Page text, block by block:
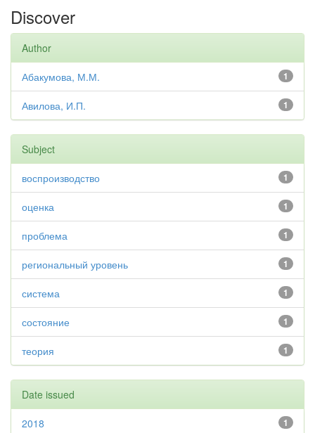
Discover
Author
1
Абакумова, М.М.
1
Авилова, И.П.
Subject
1
воспроизводство
1
оценка
1
проблема
1
региональный уровень
1
система
1
состояние
1
теория
Date issued
1
2018